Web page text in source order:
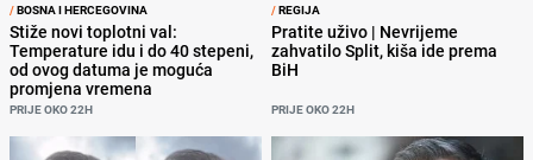
/BOSNA I HERCEGOVINA
Stiže novi toplotni val:
Temperature idu i do 40 stepeni,
od ovog datuma je moguća
promjena vremena
PRIJE OKO 22H
/REGIJA
Pratite uživo | Nevrijeme
zahvatilo Split, kiša ide prema
BiH
PRIJE OKO 22H